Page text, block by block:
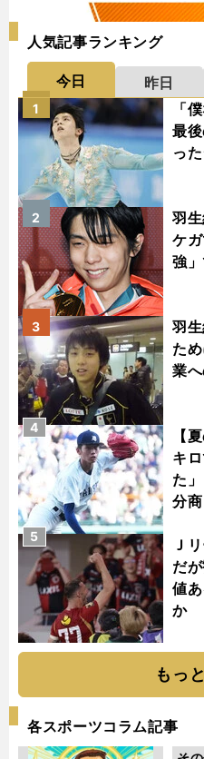
人気記事ランキング
今日 昨日
「
最
っ
1
羽
ケ
強
2
羽
た
業
3
【
キ
た
分
4
Ｊ
だ
値
か
5
もっ
各スポーツコラム記事